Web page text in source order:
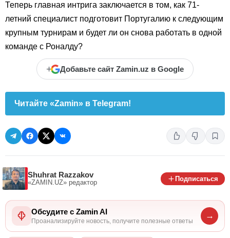
Теперь главная интрига заключается в том, как 71-
летний специалист подготовит Португалию к следующим
крупным турнирам и будет ли он снова работать в одной
команде с Роналду?
+ Добавьте сайт Zamin.uz в Google
Читайте «Zamin» в Telegram!
Shuhrat Razzakov
«ZAMIN.UZ» редактор
Подписаться
Обсудите с Zamin AI
Проанализируйте новость, получите полезные ответы
→